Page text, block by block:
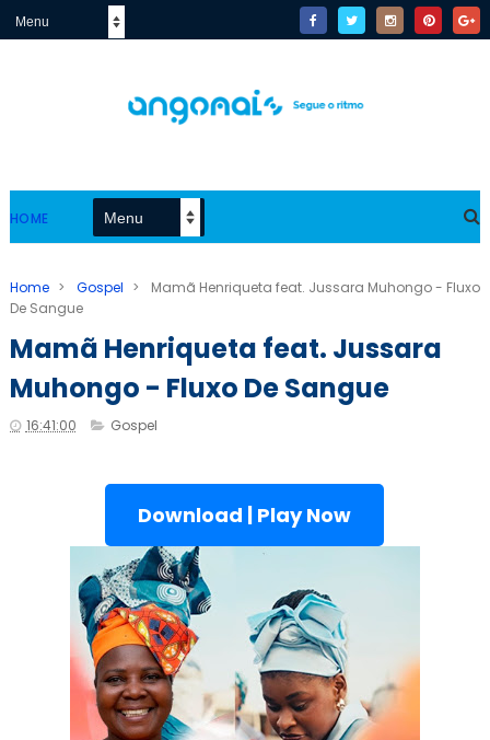
HOME
Home > Gospel >
Mamã Henriqueta feat. Jussara Muhongo - Fluxo
De Sangue
Mamã Henriqueta feat. Jussara
Muhongo - Fluxo De Sangue
16:41:00 Gospel
Download | Play Now